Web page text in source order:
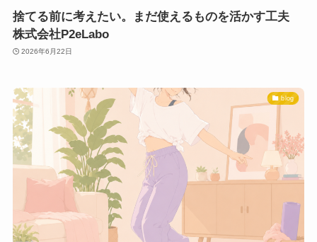
捨てる前に考えたい。まだ使えるものを活かす工夫
株式会社P2eLabo
2026年6月22日
blog